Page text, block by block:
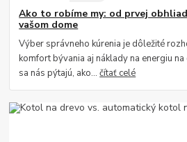
Ako to robíme my: od prvej
vašom dome
Výber správneho kúrenia je dôležité
komfort bývania aj náklady na energiu
sa nás pýtajú, ako...čítať celé